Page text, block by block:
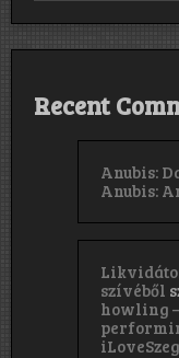
Recent
Anubis:
Anubis:
szívéből
howling